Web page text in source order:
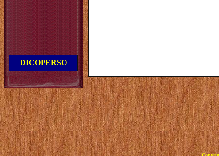
DICOPERSO